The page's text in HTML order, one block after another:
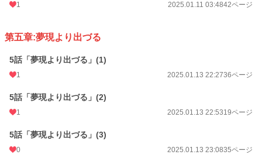
1 2025.01.11 03:4842ページ
第五章:夢現より出づる
5話「夢現より出づる」(1)
1 2025.01.13 22:2736ページ
5話「夢現より出づる」(2)
1 2025.01.13 22:5319ページ
5話「夢現より出づる」(3)
0 2025.01.13 23:0835ページ